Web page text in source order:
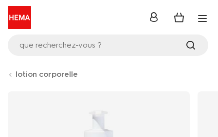
que recherchez-vous ?
se
lotion corporelle